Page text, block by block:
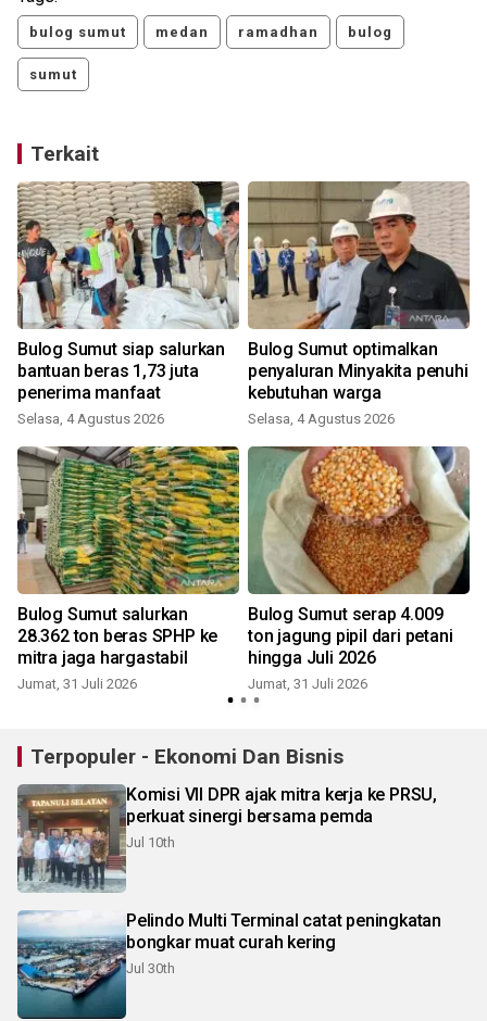
bulog sumut medan ramadhan bulog
sumut
Terkait
Bulog Sumut siap salurkan
bantuan beras 1,73 juta
penerima manfaat
Selasa, 4 Agustus 2026
Bulog Sumut optimalkan
penyaluran Minyakita penuhi
kebutuhan warga
Selasa, 4 Agustus 2026
Bulog Sumut salurkan
28.362 ton beras SPHP ke
mitra jaga hargastabil
Jumat, 31 Juli 2026
Bulog Sumut serap 4.009
ton jagung pipil dari petani
hingga Juli 2026
Jumat, 31 Juli 2026
Terpopuler - Ekonomi Dan Bisnis
Komisi VII DPR ajak mitra kerja ke PRSU,
perkuat sinergi bersama pemda
Jul 10th
Pelindo Multi Terminal catat peningkatan
bongkar muat curah kering
Jul 30th